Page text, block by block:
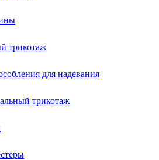
трикотаж
для надевания
трикотаж